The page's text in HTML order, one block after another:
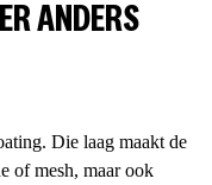
ANDERS
Die laag maakt de
of mesh, maar ook